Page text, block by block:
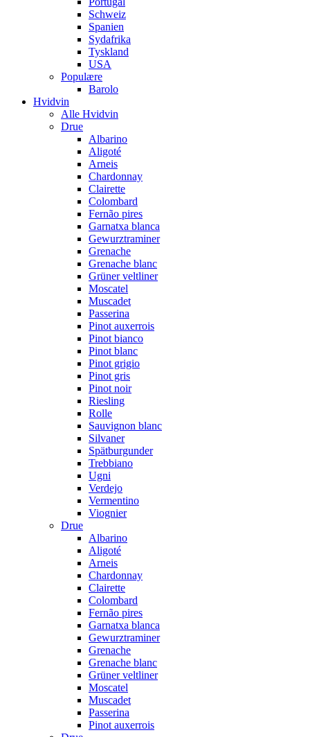
Schweiz
Spanien
Sydafrika
Tyskland
USA
Populære
Barolo
Hvidvin
Alle Hvidvin
Drue
Albarino
Aligoté
Arneis
Chardonnay
Clairette
Colombard
Fernão pires
Garnatxa blanca
Gewurztraminer
Grenache
Grenache blanc
Grüner veltliner
Moscatel
Muscadet
Passerina
Pinot auxerrois
Pinot bianco
Pinot blanc
Pinot grigio
Pinot gris
Pinot noir
Riesling
Rolle
Sauvignon blanc
Silvaner
Spätburgunder
Trebbiano
Ugni
Verdejo
Vermentino
Viognier
Drue
Albarino
Aligoté
Arneis
Chardonnay
Clairette
Colombard
Fernão pires
Garnatxa blanca
Gewurztraminer
Grenache
Grenache blanc
Grüner veltliner
Moscatel
Muscadet
Passerina
Pinot auxerrois